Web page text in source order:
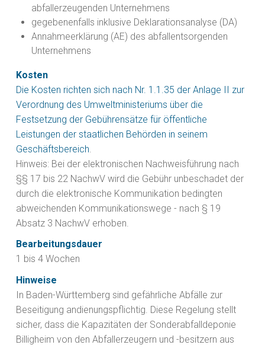
abfallerzeugenden Unternehmens
gegebenenfalls inklusive Deklarationsanalyse (DA)
Annahmeerklärung (AE) des abfallentsorgenden
Unternehmens
Kosten
Die Kosten richten sich nach Nr. 1.1.35 der Anlage II zur
Verordnung des Umweltministeriums über die
Festsetzung der Gebührensätze für öffentliche
Leistungen der staatlichen Behörden in seinem
Geschäftsbereich
Hinweis: Bei der elektronischen Nachweisführung nach
§§ 17 bis 22 NachwV wird die Gebühr unbeschadet der
durch die elektronische Kommunikation bedingten
abweichenden Kommunikationswege - nach § 19
Absatz 3 NachwV erhoben.
Bearbeitungsdauer
1 bis 4 Wochen
Hinweise
In Baden-Württemberg sind gefährliche Abfälle zur
Beseitigung andienungspflichtig. Diese Regelung stellt
sicher, dass die Kapazitäten der Sonderabfalldeponie
Billigheim von den Abfallerzeugern und -besitzern aus